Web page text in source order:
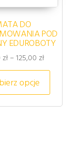
DO
POD
EDUROBOTY
zł –125,00 złZakres
opcje
Ten